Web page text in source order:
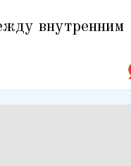
внутренним